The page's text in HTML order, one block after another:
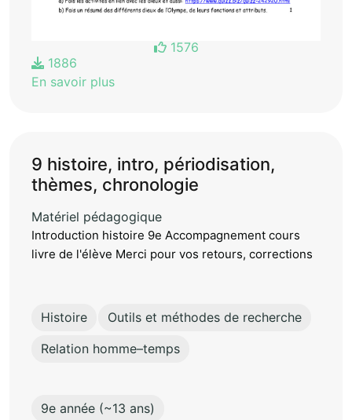
1576
1886
En savoir plus
9 histoire, intro, périodisation,
thèmes, chronologie
Matériel pédagogique
Introduction histoire 9e Accompagnement cours
livre de l'élève Merci pour vos retours, corrections
Histoire
Outils et méthodes de recherche
Relation homme–temps
9e année (~13 ans)